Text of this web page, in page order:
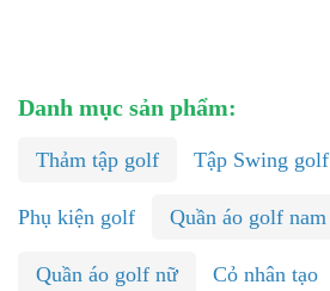
Danh mục sản phẩm:
Thảm tập golf Tập Swing golf
Phụ kiện golf Quần áo golf nam
Quần áo golf nữ Cỏ nhân tạo